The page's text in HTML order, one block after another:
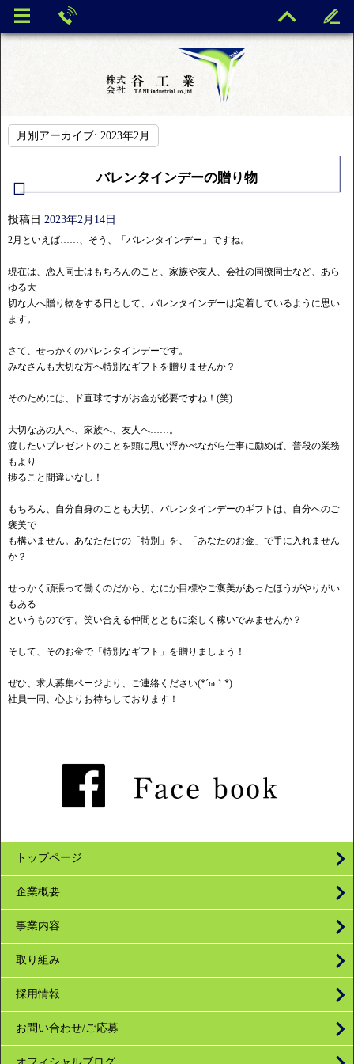
月別アーカイブ: 2023年2月
バレンタインデーの贈り物
投稿日 2023年2月14日
2月といえば……、そう、「バレンタインデー」ですね。
現在は、恋人同士はもちろんのこと、家族や友人、会社の同僚同士など、あら
ゆる大
切な人へ贈り物をする日として、バレンタインデーは定着しているように思い
ます。
さて、せっかくのバレンタインデーです。
みなさんも大切な方へ特別なギフトを贈りませんか？
そのためには、ド直球ですがお金が必要ですね！(笑)
大切なあの人へ、家族へ、友人へ……。
渡したいプレゼントのことを頭に思い浮かべながら仕事に励めば、普段の業務
もより
捗ること間違いなし！
もちろん、自分自身のことも大切、バレンタインデーのギフトは、自分へのご
褒美で
も構いません。あなただけの「特別」を、「あなたのお金」で手に入れません
か？
せっかく頑張って働くのだから、なにか目標やご褒美があったほうがやりがい
もある
というものです。笑い合える仲間とともに楽しく稼いでみませんか？
そして、そのお金で「特別なギフト」を贈りましょう！
ぜひ、求人募集ページより、ご連絡ください(*´ω｀*)
社員一同、心よりお待ちしております！
トップページ
企業概要
事業内容
取り組み
採用情報
お問い合わせ/ご応募